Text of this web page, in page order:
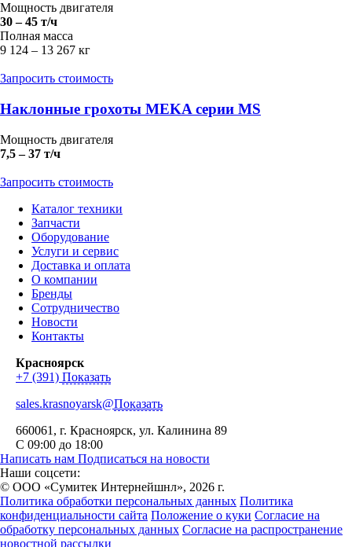
Мощность двигателя
30 – 45 т/ч
Полная масса
9 124 – 13 267 кг
Запросить стоимость
Наклонные грохоты MEKA серии MS
Мощность двигателя
7,5 – 37 т/ч
Запросить стоимость
Каталог техники
Запчасти
Оборудование
Услуги и сервис
Доставка и оплата
О компании
Бренды
Сотрудничество
Новости
Контакты
Красноярск
+7 (391) Показать
sales.krasnoyarsk@Показать
660061 , г. Красноярск, ул. Калинина 89
С 09:00 до 18:00
Написать нам Подписаться на новости
Наши соцсети:
© ООО «Сумитек Интернейшнл», 2026 г.
Политика обработки персональных данных Политика
конфиденциальности сайта Положение о куки Согласие на
обработку персональных данных Согласие на распространение
новостной рассылки